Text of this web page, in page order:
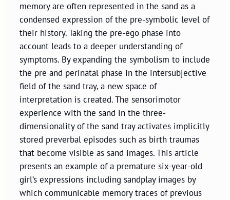
memory are often represented in the sand as a
condensed expression of the pre-symbolic level of
their history. Taking the pre-ego phase into
account leads to a deeper understanding of
symptoms. By expanding the symbolism to include
the pre and perinatal phase in the intersubjective
field of the sand tray, a new space of
interpretation is created. The sensorimotor
experience with the sand in the three-
dimensionality of the sand tray activates implicitly
stored preverbal episodes such as birth traumas
that become visible as sand images. This article
presents an example of a premature six-year-old
girl’s expressions including sandplay images by
which communicable memory traces of previous